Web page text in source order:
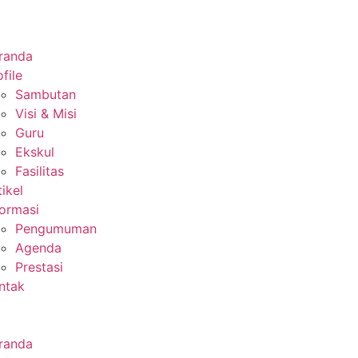
Sambutan
Visi & Misi
Guru
Ekskul
Fasilitas
Pengumuman
Agenda
Prestasi